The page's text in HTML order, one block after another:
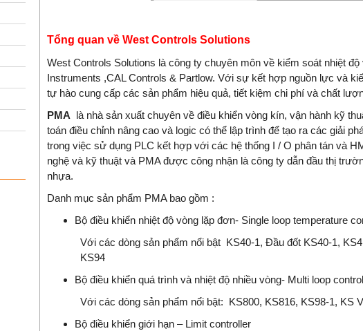
Tổng quan về West Controls Solutions
West Controls Solutions là công ty chuyên môn về kiểm soát nhiệt
Instruments ,CAL Controls & Partlow. Với sự kết hợp nguồn lực và
tự hào cung cấp các sản phẩm hiệu quả, tiết kiệm chi phí và chất
PMA là nhà sản xuất chuyên về điều khiển vòng kín, vận hành kỹ
toán điều chỉnh nâng cao và logic có thể lập trình để tạo ra các giải
trong việc sử dụng PLC kết hợp với các hệ thống I / O phân tán và
nghệ và kỹ thuật và PMA được công nhận là công ty dẫn đầu thị
nhựa.
Danh mục sản phẩm PMA bao gồm :
Bộ điều khiển nhiệt độ vòng lặp đơn- Single loop temperature
Với các dòng sản phẩm nổi bật KS40-1, Đầu đốt KS40-1,
KS94
Bộ điều khiển quá trình và nhiệt độ nhiều vòng- Multi loop
Với các dòng sản phẩm nổi bật: KS800, KS816, KS98-1, KS
Bộ điều khiển giới hạn – Limit controller